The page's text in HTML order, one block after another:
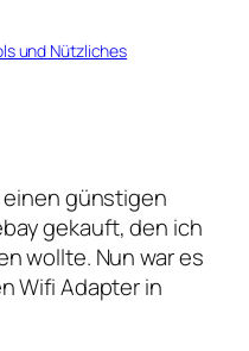
und Nützliches
einen günstigen
gekauft, den ich
wollte. Nun war es
Wifi Adapter in